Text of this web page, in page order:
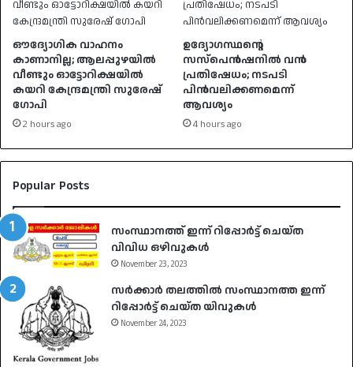
ഔദ്യോഗിക വാഹനം
കാണാനില്ല; ആലപ്പുഴയിൽ
വീണ്ടും ഓട്ടോറിക്ഷയിൽ
കയറി കേന്ദ്രമന്ത്രി സുരേഷ്
ഗോപി
2 hours ago
ഉദ്യോഗസ്ഥൻ്റെ
സസ്പെൻഷനിൽ വൻ
പ്രതിഷേധം; നടപടി
പിൻവലിക്കണമെന്ന്
ആവശ്യം
4 hours ago
Popular Posts
സംസ്ഥാനത്ത് ഇന്ന് റിപ്പോർട്ട് ചെയ്ത
വിവിധ ഒഴിവുകൾ
November 23, 2023
സർക്കാർ തലത്തിൽ സംസ്ഥാനത്ത ഇന്ന്
റിപ്പോർട്ട് ചെയ്ത യിവുകൾ
November 24, 2023